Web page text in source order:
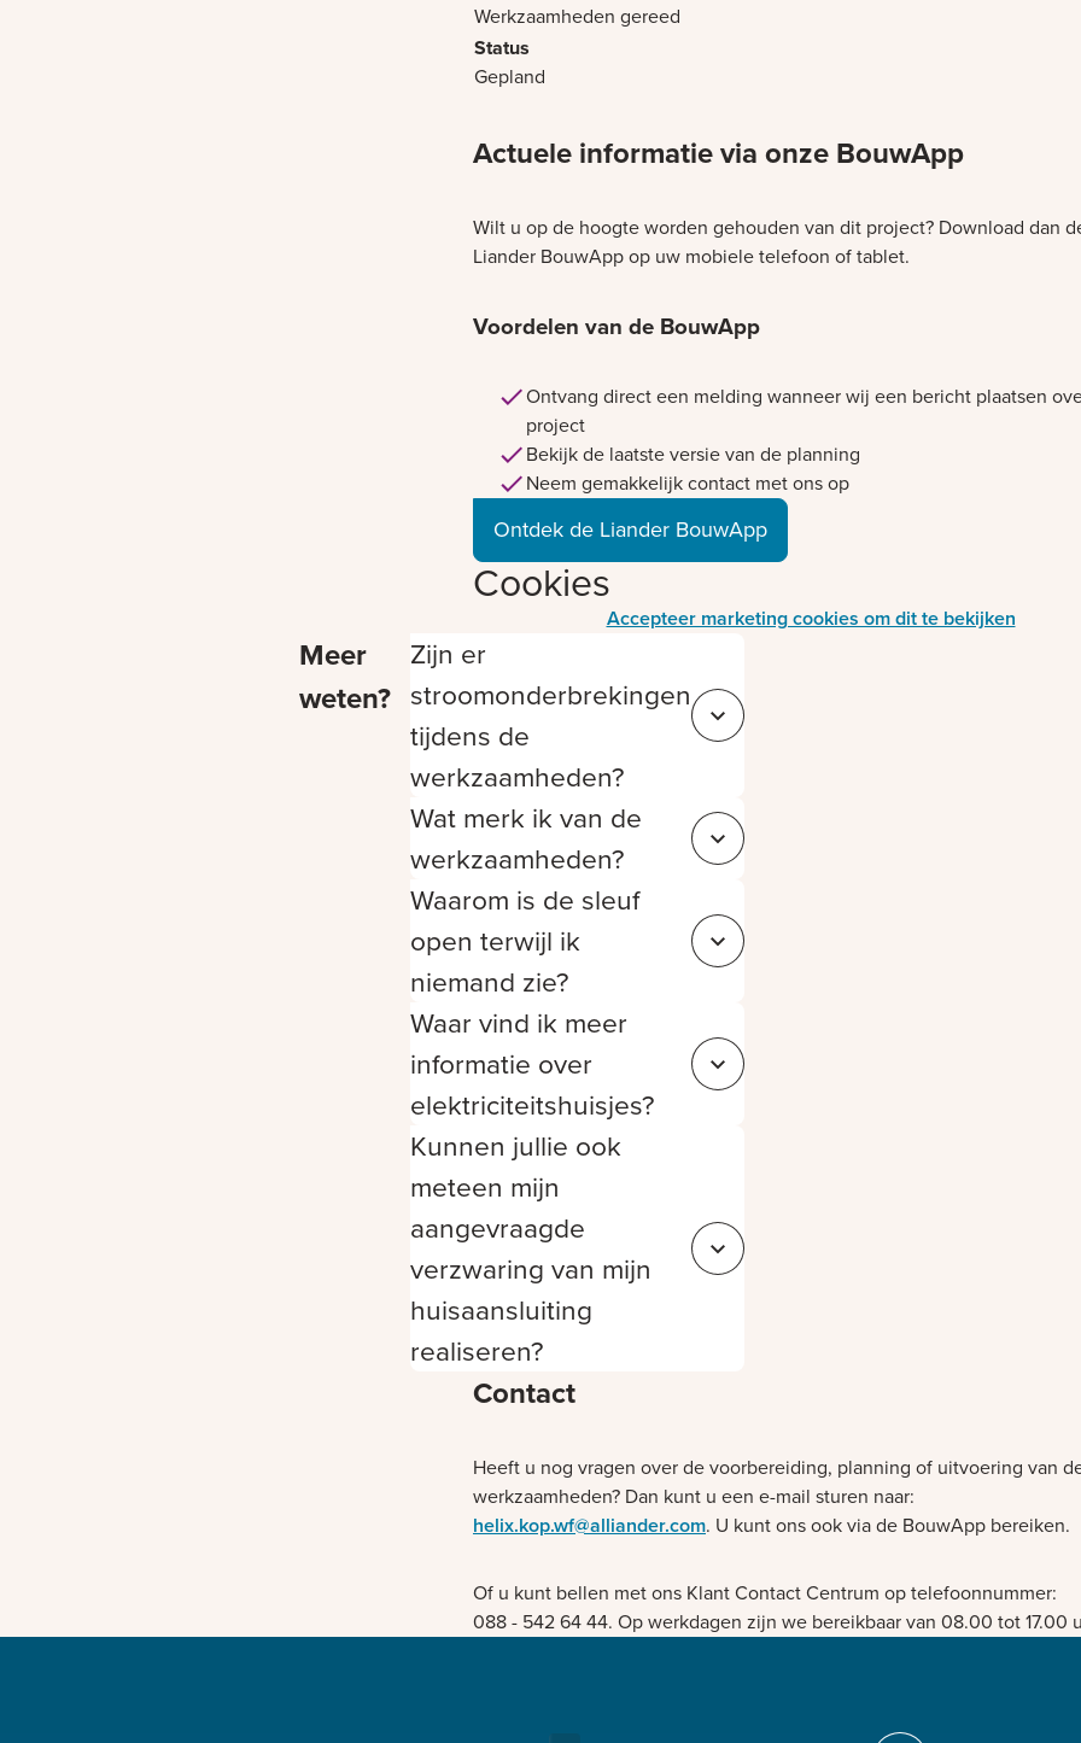
Werkzaamheden gereed
Gepland
Actuele informatie via onze BouwApp
Wilt u op de hoogte worden gehouden van dit project? Download dan
Liander BouwApp op uw mobiele telefoon of tablet.
Voordelen van de BouwApp
Ontvang direct een melding wanneer wij een bericht plaatsen
project
Bekijk de laatste versie van de planning
Neem gemakkelijk contact met ons op
Ontdek de Liander BouwApp
Cookies
Accepteer marketing cookies om dit te bekijken
Meer
weten?
Zijn er
stroomonderbrekingen
tijdens de
werkzaamheden?
Sluit f3f90b87-46de-41f4-b335-1e3bdade2e65
Wat merk ik van de
werkzaamheden?
Sluit 39d17bf3-d925-49b7-89f4-ea3bda9406a8
Waarom is de sleuf
open terwijl ik
niemand zie?
Sluit 85b1fec5-8e68-46d7-84db-b9fe6c185373
Waar vind ik meer
informatie over
elektriciteitshuisjes?
Sluit 0885d6fd-a1c9-479c-8eba-e7d07727baf3
Kunnen jullie ook
meteen mijn
aangevraagde
verzwaring van mijn
huisaansluiting
realiseren?
Sluit e398919c-b757-41f3-8223-9d4a159a8517
Contact
Heeft u nog vragen over de voorbereiding, planning of uitvoering van
werkzaamheden? Dan kunt u een e-mail sturen naar:
helix.kop.wf@alliander.com. U kunt ons ook via de BouwApp bereiken.
Of u kunt bellen met ons Klant Contact Centrum op telefoonnummer:
088 - 542 64 44. Op werkdagen zijn we bereikbaar van 08.00 tot 17.00